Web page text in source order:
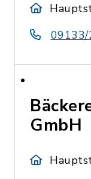
GmbH